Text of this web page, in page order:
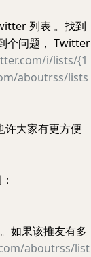
列表 。找到
个问题， Twitter
i/lists/{1
aboutrss/lists
许大家有更方便
如果该推友有多
aboutrss/list